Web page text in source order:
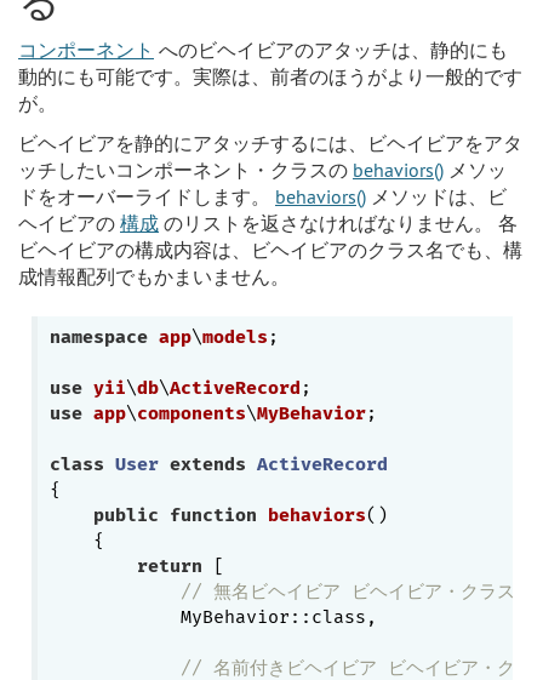
コンポーネント へのビヘイビアのアタッチは、静的にも
動的にも可能です。実際は、前者のほうがより一般的です
が。
ビヘイビアを静的にアタッチするには、ビヘイビアをアタ
ッチしたいコンポーネント・クラスの behaviors() メソッ
ドをオーバーライドします。 behaviors() メソッドは、ビ
ヘイビアの 構成 のリストを返さなければなりません。 各
ビヘイビアの構成内容は、ビヘイビアのクラス名でも、構
成情報配列でもかまいません。
namespace app\models ;
use yii\db\ActiveRecord
use app\components\MyBehavior;
class User extends ActiveRecord
{
public
function behaviors()
{
return [
// 無名ビヘイビア ビヘイビア・クラス名
            MyBehavior::class,
// 名前付きビヘイビア ビヘイビア・クラ